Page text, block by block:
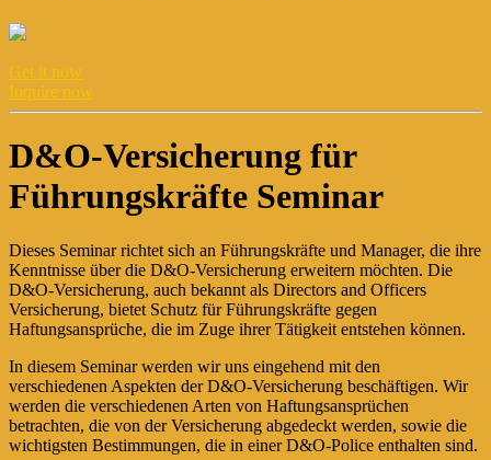
Get it now
Inquire now
D&O-Versicherung für
Führungskräfte Seminar
Dieses Seminar richtet sich an Führungskräfte und Manager, die ihre
Kenntnisse über die D&O-Versicherung erweitern möchten. Die
D&O-Versicherung, auch bekannt als Directors and Officers
Versicherung, bietet Schutz für Führungskräfte gegen
Haftungsansprüche, die im Zuge ihrer Tätigkeit entstehen können.
In diesem Seminar werden wir uns eingehend mit den
verschiedenen Aspekten der D&O-Versicherung beschäftigen. Wir
werden die verschiedenen Arten von Haftungsansprüchen
betrachten, die von der Versicherung abgedeckt werden, sowie die
wichtigsten Bestimmungen, die in einer D&O-Police enthalten sind.